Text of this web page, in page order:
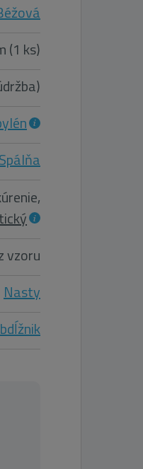
(1 ks)
vzoru
Nasty